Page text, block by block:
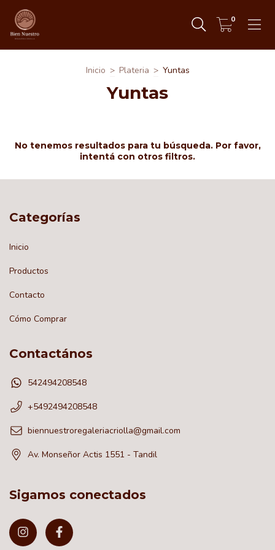
0
Inicio > Plateria > Yuntas
Yuntas
No tenemos resultados para tu búsqueda. Por favor,
intentá con otros filtros.
Categorías
Inicio
Productos
Contacto
Cómo Comprar
Contactános
542494208548
+5492494208548
biennuestroregaleriacriolla@gmail.com
Av. Monseñor Actis 1551 - Tandil
Sigamos conectados